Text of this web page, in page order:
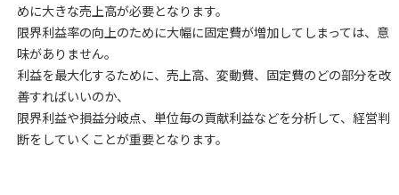
めに大きな売上高が必要となります。
限界利益率の向上のために大幅に固定費が増加してしまっては、意
味がありません。
利益を最大化するために、売上高、変動費、固定費のどの部分を改
善すればいいのか、
限界利益や損益分岐点、単位毎の貢献利益などを分析して、経営判
断をしていくことが重要となります。